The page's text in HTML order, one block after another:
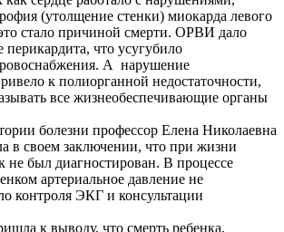
(утолщение стенки) миокарда левого
стало причиной смерти. ОРВИ дало
что усугубило
А нарушение
к полиорганной недостаточности,
все жизнеобеспечивающие органы
болезни профессор Елена Николаевна
в своем заключении, что при жизни
был диагностирован. В процессе
артериальное давление не
контроля ЭКГ и консультации
к выводу, что смерть ребенка,